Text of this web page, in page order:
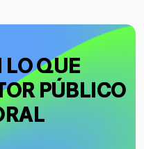
LO QUE
PÚBLICO